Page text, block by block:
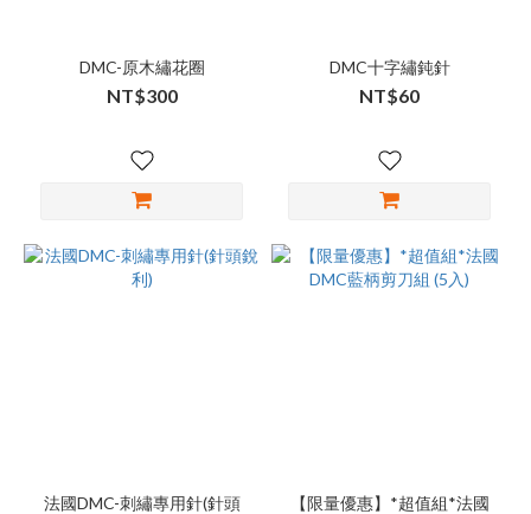
DMC-原木繡花圈
NT$300
DMC十字繡鈍針
NT$60
法國DMC-刺繡專用針(針頭
【限量優惠】*超值組*法國